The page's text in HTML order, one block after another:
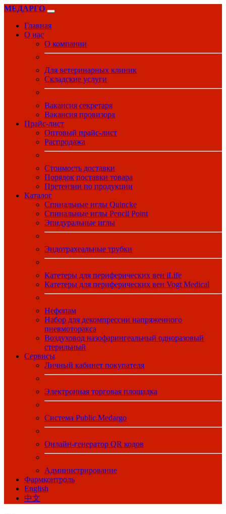
МЕДАРГО
Главная
О нас
О компании
Для ветеринарных клиник
Складские услуги
Вакансия секретаря
Вакансия провизора
Прайс-лист
Оптовый прайс-лист
Распродажа
Стоимость доставки
Порядок поставки товара
Претензии по продукции
Каталог
Спинальные иглы Quincke
Спинальные иглы Pencil Point
Эпидуральные иглы
Эндотрахеальные трубки
Катетеры для периферических вен iLife
Катетеры для периферических вен Vogt Medical
Нефопам
Набор для декомпрессии напряженного
пневмоторакса
Воздуховод назофарингеальный одноразовый
стерильный
Сервисы
Личный кабинет покупателя
Электронная торговая площадка
Система Public.Medargo
Онлайн-генератор QR кодов
Администрирование
Фармконтроль
English
中文